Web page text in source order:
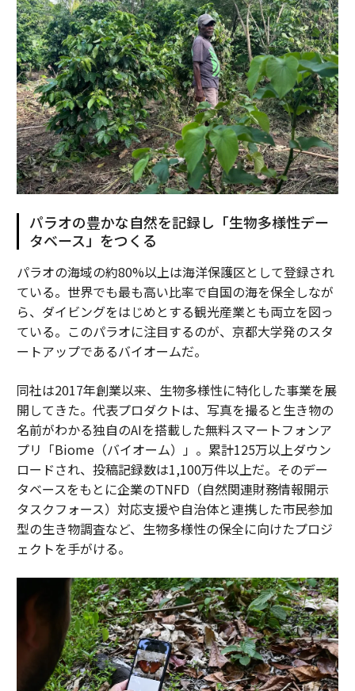
パラオの豊かな自然を記録し「生物多様性デー
タベース」をつくる
パラオの海域の約80%以上は海洋保護区として登録され
ている。世界でも最も高い比率で自国の海を保全しなが
ら、ダイビングをはじめとする観光産業とも両立を図っ
ている。このパラオに注目するのが、京都大学発のスタ
ートアップであるバイオームだ。
同社は2017年創業以来、生物多様性に特化した事業を展
開してきた。代表プロダクトは、写真を撮ると生き物の
名前がわかる独自のAIを搭載した無料スマートフォンア
プリ「Biome（バイオーム）」。累計125万以上ダウン
ロードされ、投稿記録数は1,100万件以上だ。そのデー
タベースをもとに企業のTNFD（自然関連財務情報開示
タスクフォース）対応支援や自治体と連携した市民参加
型の生き物調査など、生物多様性の保全に向けたプロジ
ェクトを手がける。